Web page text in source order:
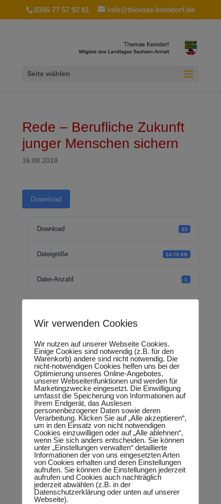
0345 77 57 92 81 info@thomas-keindorf.de
Seite wählen
Rede – Berufliche Zukunft
junger Menschen sichern
16.08.2018
Download
Download 23
Dateigröße 24.79 KB
Datei-Anzahl 1
Rede - Berufliche
Zukunft junger
Menschen sichern
Neueste Beiträge
Sondervermögen für die Europachaussee richtige
Entscheidung! 30.04.2026
Halle: Erhöhung der Gewerbesteuer ist falsches Signal
26.03.2026
Wir verwenden Cookies
Wir nutzen auf unserer Webseite Cookies.
Einige Cookies sind notwendig (z.B. für den
Warenkorb) andere sind nicht notwendig. Die
nicht-notwendigen Cookies helfen uns bei der
Optimierung unseres Online-Angebotes,
unserer Webseitenfunktionen und werden für
Marketingzwecke eingesetzt. Die Einwilligung
umfasst die Speicherung von Informationen auf
Ihrem Endgerät, das Auslesen
personenbezogener Daten sowie deren
Verarbeitung. Klicken Sie auf „Alle akzeptieren“,
um in den Einsatz von nicht notwendigen
Cookies einzuwilligen oder auf „Alle ablehnen“,
wenn Sie sich anders entscheiden. Sie können
unter „Einstellungen verwalten“ detaillierte
Informationen der von uns eingesetzten Arten
von Cookies erhalten und deren Einstellungen
aufrufen. Sie können die Einstellungen jederzeit
aufrufen und Cookies auch nachträglich
jederzeit abwählen (z.B. in der
Datenschutzerklärung oder unten auf unserer
Webseite).